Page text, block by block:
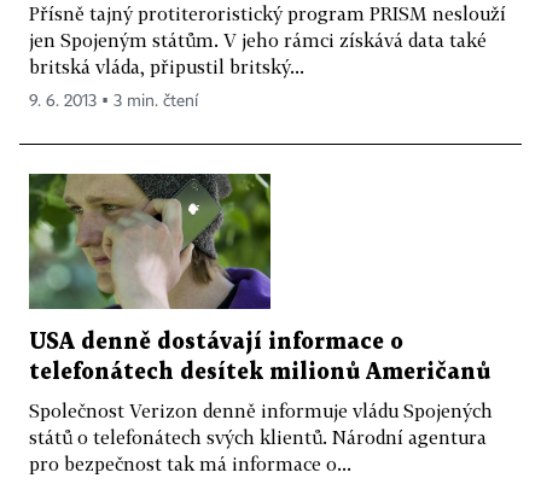
Přísně tajný protiteroristický program PRISM neslouží
jen Spojeným státům. V jeho rámci získává data také
britská vláda, připustil britský...
9. 6. 2013 ▪ 3 min. čtení
USA denně dostávají informace o
telefonátech desítek milionů Američanů
Společnost Verizon denně informuje vládu Spojených
států o telefonátech svých klientů. Národní agentura
pro bezpečnost tak má informace o...